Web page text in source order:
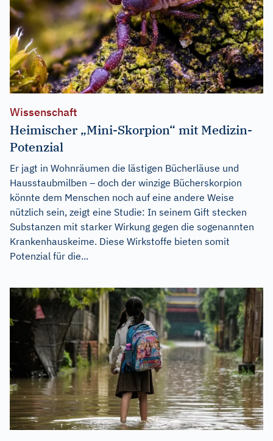
Wissenschaft
Heimischer „Mini-Skorpion“ mit Medizin-
Potenzial
Er jagt in Wohnräumen die lästigen Bücherläuse und
Hausstaubmilben – doch der winzige Bücherskorpion
könnte dem Menschen noch auf eine andere Weise
nützlich sein, zeigt eine Studie: In seinem Gift stecken
Substanzen mit starker Wirkung gegen die sogenannten
Krankenhauskeime. Diese Wirkstoffe bieten somit
Potenzial für die...